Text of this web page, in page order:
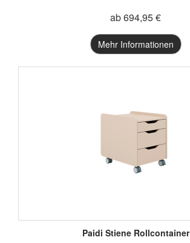
ab 694,95 €
Mehr Informationen
Paidi Stiene Rollcontainer